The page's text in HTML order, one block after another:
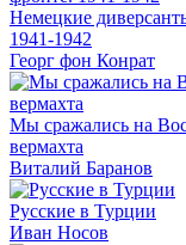
Немецкие
1941-1942
Георг фон Конрат
Мы сражались на
вермахта
Виталий Баранов
Русские в Турции
Иван Носов